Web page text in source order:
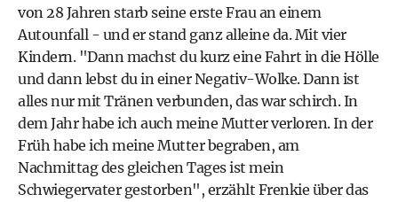
von 28 Jahren starb seine erste Frau an einem
Autounfall - und er stand ganz alleine da. Mit vier
Kindern. "Dann machst du kurz eine Fahrt in die Hölle
und dann lebst du in einer Negativ-Wolke. Dann ist
alles nur mit Tränen verbunden, das war schirch. In
dem Jahr habe ich auch meine Mutter verloren. In der
Früh habe ich meine Mutter begraben, am
Nachmittag des gleichen Tages ist mein
Schwiegervater gestorben", erzählt Frenkie über das